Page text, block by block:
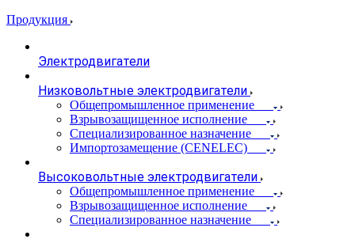
Продукция
Электродвигатели
Низковольтные электродвигатели
Общепромышленное применение
Взрывозащищенное исполнение
Специализированное назначение
Импортозамещение (CENELEC)
Высоковольтные электродвигатели
Общепромышленное применение
Взрывозащищенное исполнение
Специализированное назначение